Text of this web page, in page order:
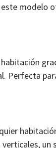
modelo
Perfecta
un